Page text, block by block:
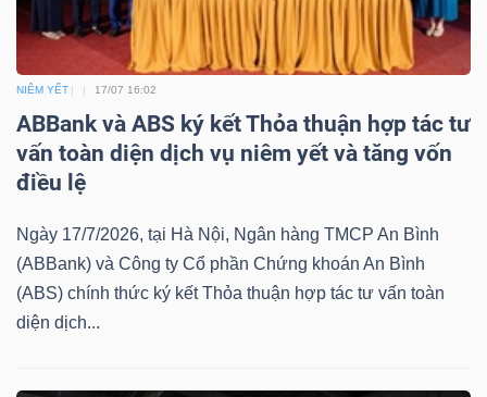
NIÊM YẾT 17/07 16:02
ABBank và ABS ký kết Thỏa thuận hợp tác tư
vấn toàn diện dịch vụ niêm yết và tăng vốn
điều lệ
Ngày 17/7/2026, tại Hà Nội, Ngân hàng TMCP An Bình
(ABBank) và Công ty Cổ phần Chứng khoán An Bình
(ABS) chính thức ký kết Thỏa thuận hợp tác tư vấn toàn
diện dịch...
của
tác
giả
(-)
Báo
phân
tích
(-)